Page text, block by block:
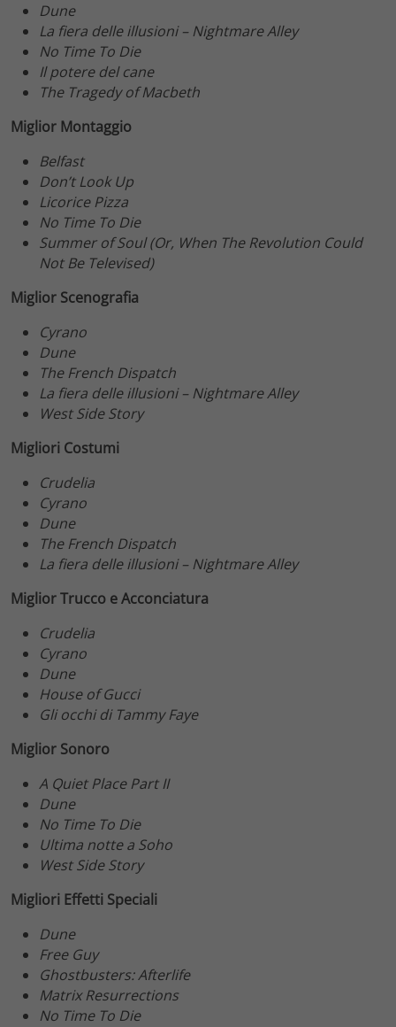
Dune
La fiera delle illusioni – Nightmare Alley
No Time To Die
Il potere del cane
The Tragedy of Macbeth
Miglior Montaggio
Belfast
Don’t Look Up
Licorice Pizza
No Time To Die
Summer of Soul (Or, When The Revolution Could
Not Be Televised)
Miglior Scenografia
Cyrano
Dune
The French Dispatch
La fiera delle illusioni – Nightmare Alley
West Side Story
Migliori Costumi
Crudelia
Cyrano
Dune
The French Dispatch
La fiera delle illusioni – Nightmare Alley
Miglior Trucco e Acconciatura
Crudelia
Cyrano
Dune
House of Gucci
Gli occhi di Tammy Faye
Miglior Sonoro
A Quiet Place Part II
Dune
No Time To Die
Ultima notte a Soho
West Side Story
Migliori Effetti Speciali
Dune
Free Guy
Ghostbusters: Afterlife
Matrix Resurrections
No Time To Die